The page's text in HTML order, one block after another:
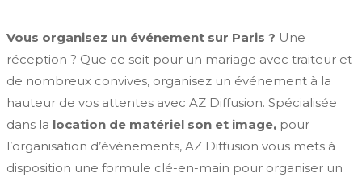
Vous organisez un événement sur Paris ? Une
réception ? Que ce soit pour un mariage avec traiteur et
de nombreux convives, organisez un événement à la
hauteur de vos attentes avec AZ Diffusion. Spécialisée
dans la location de matériel son et image, pour
l’organisation d’événements, AZ Diffusion vous mets à
disposition une formule clé-en-main pour organiser un